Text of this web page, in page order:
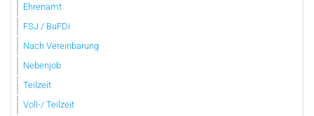
Ehrenamt
FSJ / BuFDi
Nach Vereinbarung
Nebenjob
Teilzeit
Voll-/ Teilzeit